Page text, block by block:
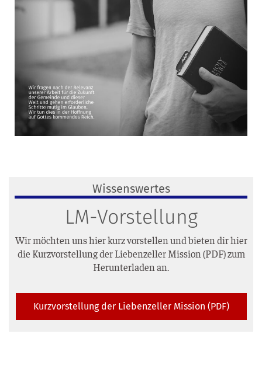
Wissenswertes
LM-Vorstellung
Wir möch­ten uns hier kurz vor­stel­len und bie­ten dir hier
die Kurz­vor­stel­lung der Lie­ben­zel­ler Mis­si­on (PDF) zum
Her­un­ter­la­den an.
Kurz­vor­stel­lung der Lie­ben­zel­ler Mis­si­on (PDF)